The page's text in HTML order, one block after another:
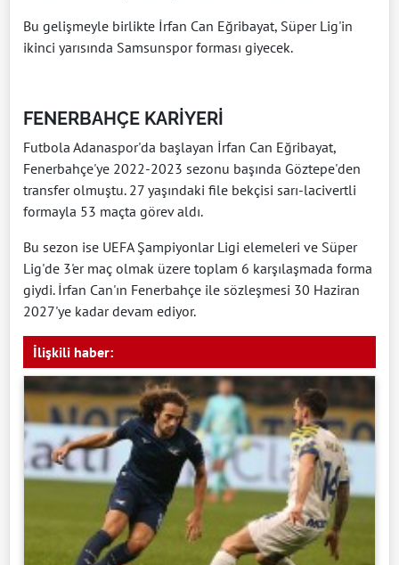
Bu gelişmeyle birlikte İrfan Can Eğribayat, Süper Lig'in
ikinci yarısında Samsunspor forması giyecek.
FENERBAHÇE KARİYERİ
Futbola Adanaspor'da başlayan İrfan Can Eğribayat,
Fenerbahçe'ye 2022-2023 sezonu başında Göztepe'den
transfer olmuştu. 27 yaşındaki file bekçisi sarı-lacivertli
formayla 53 maçta görev aldı.
Bu sezon ise UEFA Şampiyonlar Ligi elemeleri ve Süper
Lig'de 3'er maç olmak üzere toplam 6 karşılaşmada forma
giydi. İrfan Can'ın Fenerbahçe ile sözleşmesi 30 Haziran
2027'ye kadar devam ediyor.
İlişkili haber: